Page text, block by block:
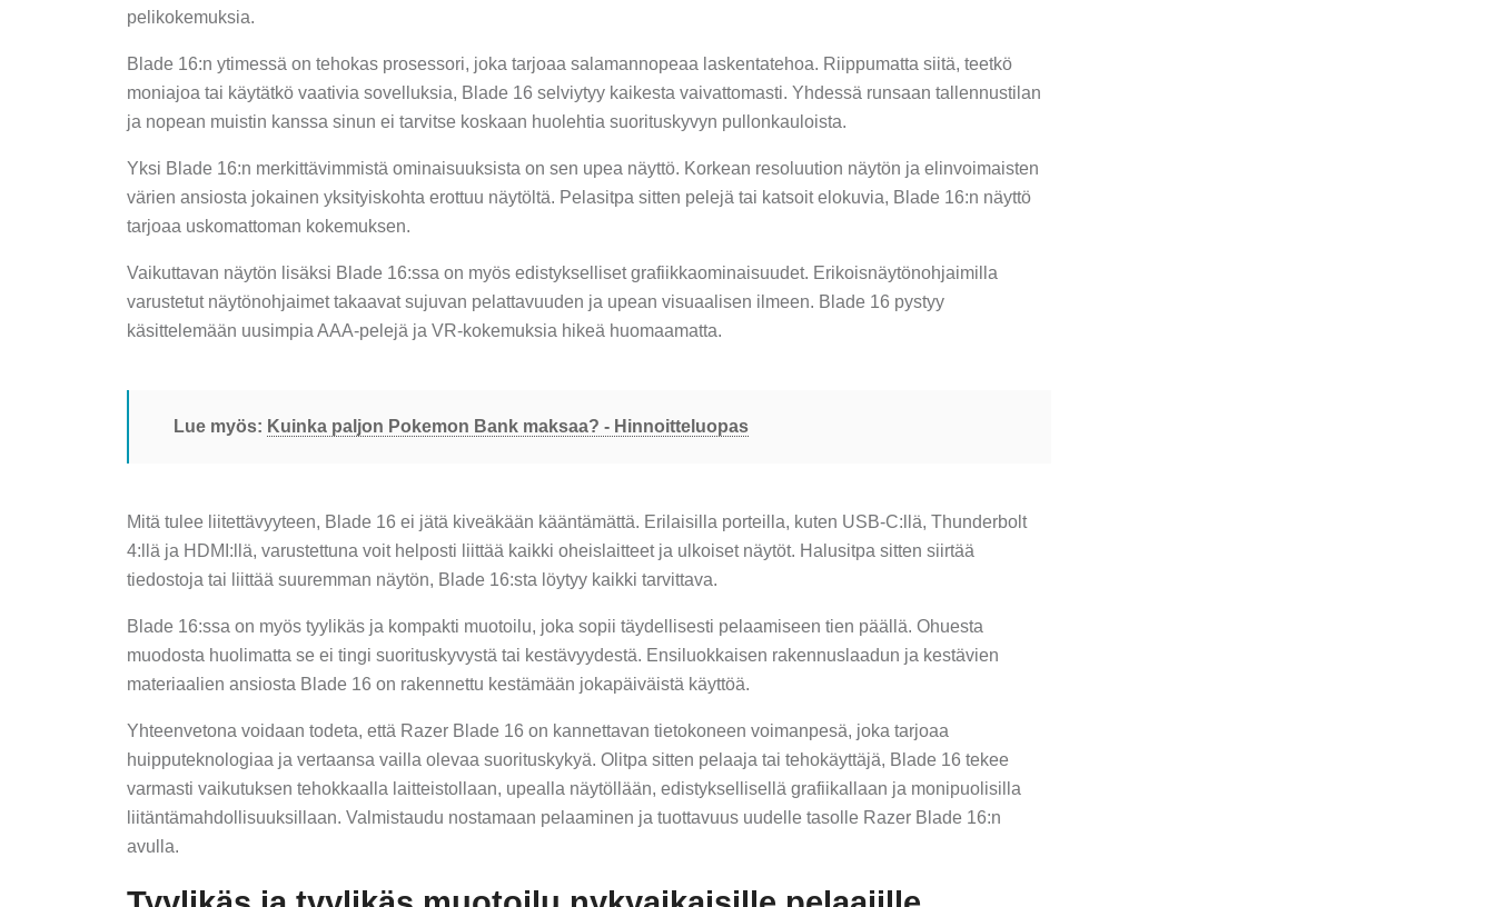
pelikokemuksia.
Blade 16:n ytimessä on tehokas prosessori, joka tarjoaa salamannopeaa laskentatehoa. Riippumatta siitä, teetkö
moniajoa tai käytätkö vaativia sovelluksia, Blade 16 selviytyy kaikesta vaivattomasti. Yhdessä runsaan tallennustilan
ja nopean muistin kanssa sinun ei tarvitse koskaan huolehtia suorituskyvyn pullonkauloista.
Yksi Blade 16:n merkittävimmistä ominaisuuksista on sen upea näyttö. Korkean resoluution näytön ja elinvoimaisten
värien ansiosta jokainen yksityiskohta erottuu näytöltä. Pelasitpa sitten pelejä tai katsoit elokuvia, Blade 16:n näyttö
tarjoaa uskomattoman kokemuksen.
Vaikuttavan näytön lisäksi Blade 16:ssa on myös edistykselliset grafiikkaominaisuudet. Erikoisnäytönohjaimilla
varustetut näytönohjaimet takaavat sujuvan pelattavuuden ja upean visuaalisen ilmeen. Blade 16 pystyy
käsittelemään uusimpia AAA-pelejä ja VR-kokemuksia hikeä huomaamatta.
Lue myös: Kuinka paljon Pokemon Bank maksaa? - Hinnoitteluopas
Mitä tulee liitettävyyteen, Blade 16 ei jätä kiveäkään kääntämättä. Erilaisilla porteilla, kuten USB-C:llä, Thunderbolt
4:llä ja HDMI:llä, varustettuna voit helposti liittää kaikki oheislaitteet ja ulkoiset näytöt. Halusitpa sitten siirtää
tiedostoja tai liittää suuremman näytön, Blade 16:sta löytyy kaikki tarvittava.
Blade 16:ssa on myös tyylikäs ja kompakti muotoilu, joka sopii täydellisesti pelaamiseen tien päällä. Ohuesta
muodosta huolimatta se ei tingi suorituskyvystä tai kestävyydestä. Ensiluokkaisen rakennuslaadun ja kestävien
materiaalien ansiosta Blade 16 on rakennettu kestämään jokapäiväistä käyttöä.
Yhteenvetona voidaan todeta, että Razer Blade 16 on kannettavan tietokoneen voimanpesä, joka tarjoaa
huipputeknologiaa ja vertaansa vailla olevaa suorituskykyä. Olitpa sitten pelaaja tai tehokäyttäjä, Blade 16 tekee
varmasti vaikutuksen tehokkaalla laitteistollaan, upealla näytöllään, edistyksellisellä grafiikallaan ja monipuolisilla
liitäntämahdollisuuksillaan. Valmistaudu nostamaan pelaaminen ja tuottavuus uudelle tasolle Razer Blade 16:n
avulla.